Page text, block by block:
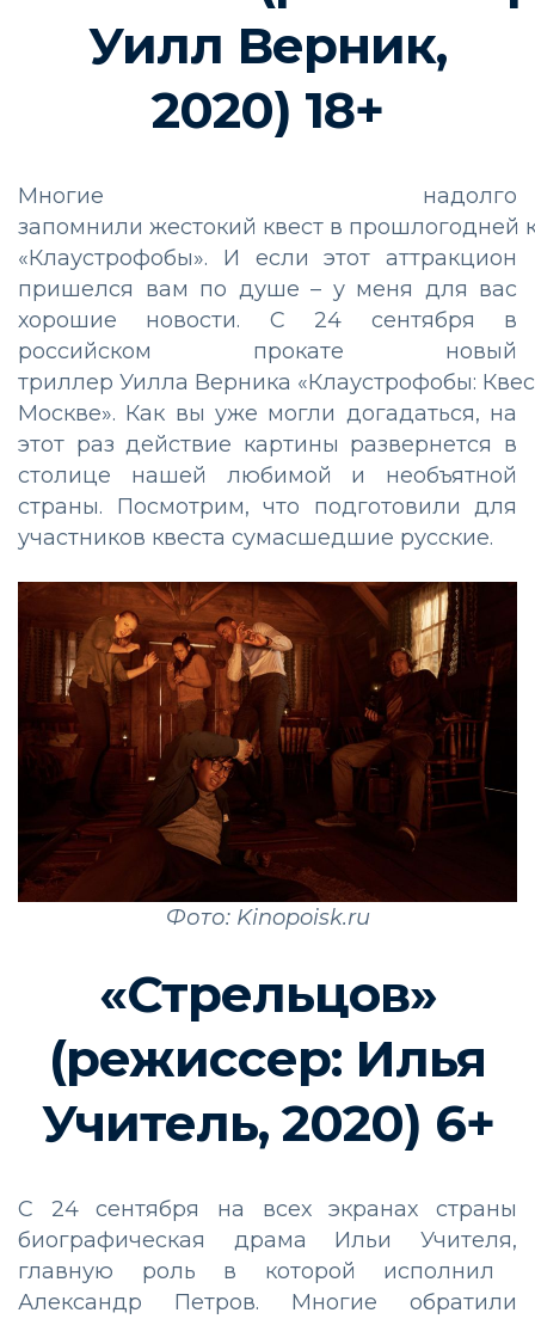
Уилл Верник,
2020) 18+
Многие надолго
запомнили жестокий квест в прошлогодней
«Клаустрофобы». И если этот аттракцион
пришелся вам по душе – у меня для вас
хорошие новости. С 24 сентября в
российском прокате новый
триллер Уилла Верника «Клаустрофобы:
Москве». Как вы уже могли догадаться, на
этот раз действие картины развернется в
столице нашей любимой и необъятной
страны. Посмотрим, что подготовили для
участников квеста сумасшедшие русские.
Фото: Kinopoisk.ru
«Стрельцов»
(режиссер: Илья
Учитель, 2020) 6+
С 24 сентября на всех экранах страны
биографическая драма Ильи Учителя,
главную роль в которой исполнил
Александр Петров. Многие обратили